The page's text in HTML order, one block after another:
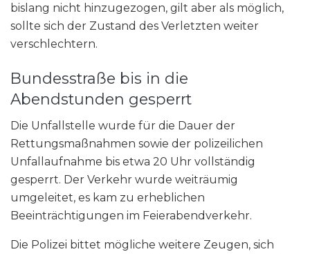
bislang nicht hinzugezogen, gilt aber als möglich,
sollte sich der Zustand des Verletzten weiter
verschlechtern.
Bundesstraße bis in die
Abendstunden gesperrt
Die Unfallstelle wurde für die Dauer der
Rettungsmaßnahmen sowie der polizeilichen
Unfallaufnahme bis etwa 20 Uhr vollständig
gesperrt. Der Verkehr wurde weiträumig
umgeleitet, es kam zu erheblichen
Beeinträchtigungen im Feierabendverkehr.
Die Polizei bittet mögliche weitere Zeugen, sich